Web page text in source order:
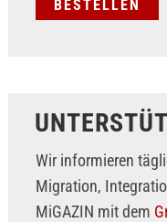
Wir informieren
Migration,
MiGAZIN mit dem